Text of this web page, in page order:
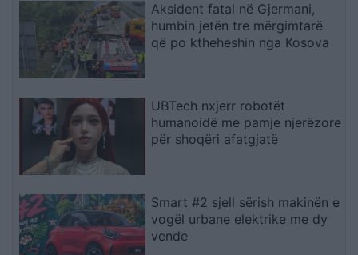
Aksident fatal në Gjermani,
humbin jetën tre mërgimtarë
që po ktheheshin nga Kosova
UBTech nxjerr robotët
humanoidë me pamje njerëzore
për shoqëri afatgjatë
Smart #2 sjell sërish makinën e
vogël urbane elektrike me dy
vende